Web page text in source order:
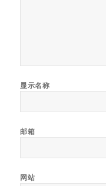
显示名称
邮箱
网站